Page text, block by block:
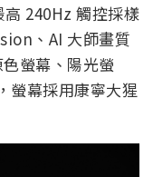
240Hz 觸控採樣
、AI 大師畫質
螢幕、陽光螢
螢幕採用康寧大猩